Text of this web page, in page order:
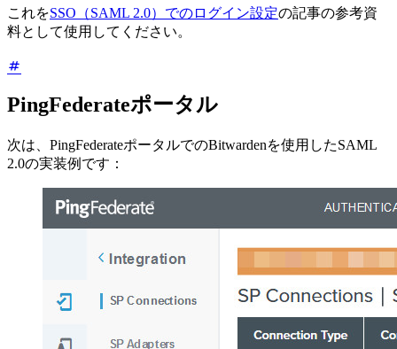
これをSSO（SAML 2.0）でのログイン設定の記事の参考資
料として使用してください。
PingFederateポータル
次は、PingFederateポータルでのBitwardenを使用したSAML
2.0の実装例です：